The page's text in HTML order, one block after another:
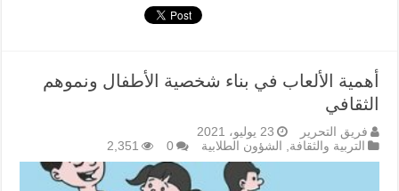
أهمية الألعاب في بناء شخصية الأطفال ونموهم
الثقافي
فريق التحرير
23 يوليو، 2021
التربية والثقافة
الشؤون الطلابية 0
2,351